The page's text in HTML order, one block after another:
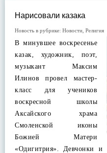
Нарисовали казака
Новость в рубрике: Новости Религия
В минувшее воскресенье
казак, художник, поэт,
музыкант Максим
Илинов провел мастер-
класс для учеников
воскресной школы
Аксайского храма
Смоленской иконы
Божией Матери
«Одигитрия». Девчонки и